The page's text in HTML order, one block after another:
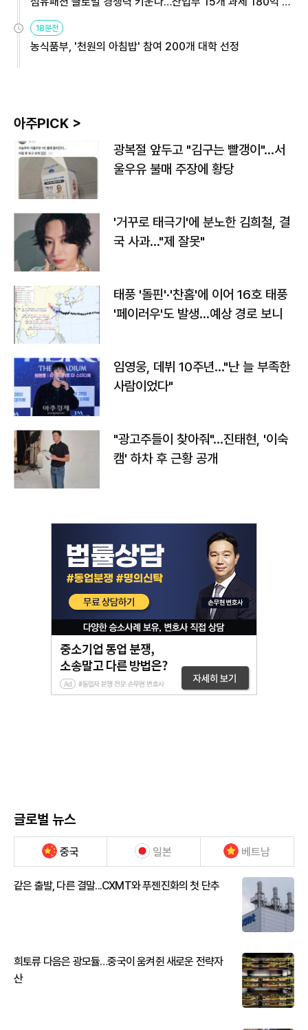
원
18분전
농식품부, '천원의 아침밥' 참여 200개 대학 선정
아주PICK >
광복절 앞두고 "김구는 빨갱이"…서
울우유 불매 주장에 황당
'거꾸로 태극기'에 분노한 김희철, 결
국 사과…"제 잘못"
태풍 '돌핀'·'찬홈'에 이어 16호 태풍
'페이러우'도 발생…예상 경로 보니
임영웅, 데뷔 10주년…"난 늘 부족한
사람이었다"
"광고주들이 찾아줘"…진태현, '이숙
캠' 하차 후 근황 공개
글로벌 뉴스
중국 일본 베트남
같은 출발, 다른 결말...CXMT와 푸젠진화의 첫 단추
희토류 다음은 광모듈…중국이 움켜쥔 새로운 전략자
산